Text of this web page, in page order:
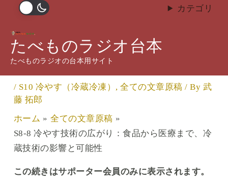
カテゴリ
たべものラジオ台本
たべものラジオの台本用サイト
S8-8 冷やす技術の広がり：食
品から医療まで、冷蔵技術の影
響と可能性
/ S10 冷やす（冷蔵冷凍） ,全ての文章原稿 / By 武
藤 拓郎
ホーム
全ての文章原稿
S8-8 冷やす技術の広がり：食品から医療まで、冷
蔵技術の影響と可能性
この続きはサポーター会員のみに表示されます。